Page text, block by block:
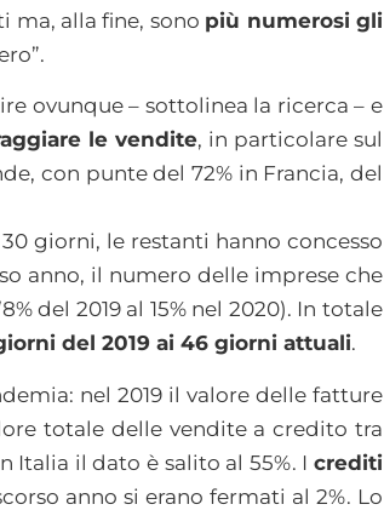
ma, alla fine, sono più numerosi gli
ovunque – sottolinea la ricerca – e
le vendite, in particolare sul
con punte del 72% in Francia, del
giorni, le restanti hanno concesso
anno, il numero delle imprese che
del 2019 al 15% nel 2020). In totale
del 2019 ai 46 giorni attuali.
nel 2019 il valore delle fatture
totale delle vendite a credito tra
Italia il dato è salito al 55%. I crediti
anno si erano fermati al 2%. Lo